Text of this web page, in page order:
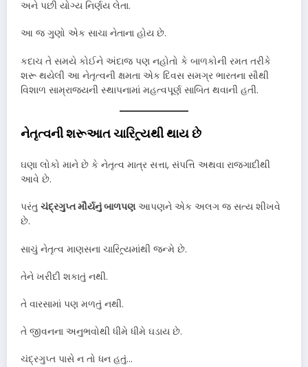
અને પછી યોગ્ય નિર્ણય લેતા.
આ જ ગુણો એક સાચા નેતાના હોય છે.
કદાચ તે સમયે કોઈને અંદાજ પણ નહોતો કે બાળકોની રમત તરીકે
શરૂ થયેલી આ નેતૃત્વની ક્ષમતા એક દિવસ સમગ્ર ભારતના સૌથી
વિશાળ સામ્રાજ્યની સ્થાપનામાં મહત્વપૂર્ણ સાબિત થવાની હતી.
નેતૃત્વની શરૂઆત ચારિત્ર્યથી થાય છે
ઘણા લોકો માને છે કે નેતૃત્વ માત્ર સત્તા, સંપત્તિ અથવા રાજગાદીથી
આવે છે.
પરંતુ ચંદ્રગુપ્ત મૌર્યનું બાળપણઆપણને એક અલગ જ સત્ય શીખવે
છે.
સાચું નેતૃત્વ માણસના ચારિત્ર્યમાંથી જન્મે છે.
તેને ખરીદી શકાતું નથી.
તે વારસામાં પણ મળતું નથી.
તે જીવનના અનુભવોથી ધીમે ધીમે ઘડાય છે.
ચંદ્રગુપ્ત પાસે ન તો ધન હતું…